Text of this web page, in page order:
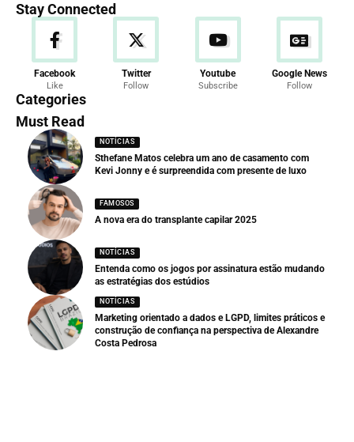
Stay Connected
Facebook
Like
Twitter
Follow
Youtube
Subscribe
Google News
Follow
Categories
Must Read
NOTÍCIAS
Sthefane Matos celebra um ano de casamento com
Kevi Jonny e é surpreendida com presente de luxo
FAMOSOS
A nova era do transplante capilar 2025
NOTÍCIAS
Entenda como os jogos por assinatura estão mudando
as estratégias dos estúdios
NOTÍCIAS
Marketing orientado a dados e LGPD, limites práticos e
construção de confiança na perspectiva de Alexandre
Costa Pedrosa